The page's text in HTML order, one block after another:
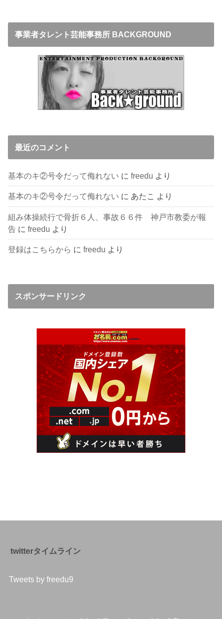
事業者タレント芸能事務所 BACKGROUND
最近のコメント
基本のキ②号令だって侮れない にfreedu より
基本のキ②号令だって侮れない に あたこ より
組み体操続行で骨折６人、事故６６件 神戸市教委が報
告 にfreedu より
登録はこちらから にfreedu より
スポンサードリンク
twitterタイムライン
Tweets by freedu9